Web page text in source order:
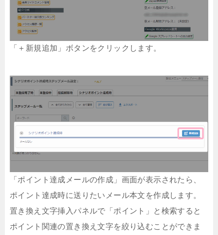
「＋新規追加」ボタンをクリックします。
「ポイント達成メールの作成」画面が表示されたら、
ポイント達成時に送りたいメール本文を作成します。
置き換え文字挿入パネルで「ポイント」と検索すると
ポイント関連の置き換え文字を絞り込むことができま